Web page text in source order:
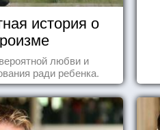
история о
любви и
ради ребенка.